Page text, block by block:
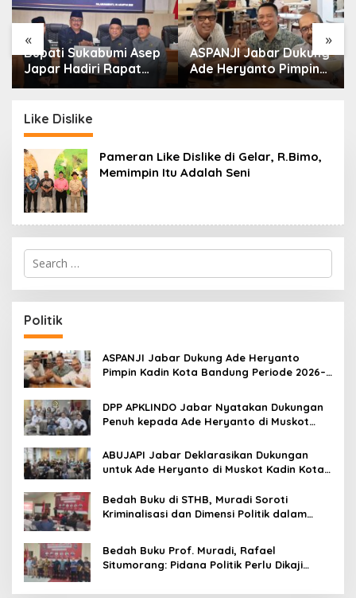
« »
Bupati Sukabumi Asep
Japar Hadiri Rapat
Paripurna DPRD Bahas
Raperda Disabilitas
ASPANJI Jabar Dukung
Ade Heryanto Pimpin
Kadin Kota Bandung
Like Dislike
Pameran Like Dislike di Gelar, R.Bimo,
Memimpin Itu Adalah Seni
S
r
c
h
f
o
r
:
Politik
ASPANJI Jabar Dukung Ade Heryanto
Pimpin Kadin Kota Bandung Periode 2026–
DPP APKLINDO Jabar Nyatakan Dukungan
Penuh kepada Ade Heryanto di Muskot
ABUJAPI Jabar Deklarasikan Dukungan
untuk Ade Heryanto di Muskot Kadin Kota
Bedah Buku di STHB, Muradi Soroti
Kriminalisasi dan Dimensi Politik dalam
Bedah Buku Prof. Muradi, Rafael
Situmorang: Pidana Politik Perlu Dikaji